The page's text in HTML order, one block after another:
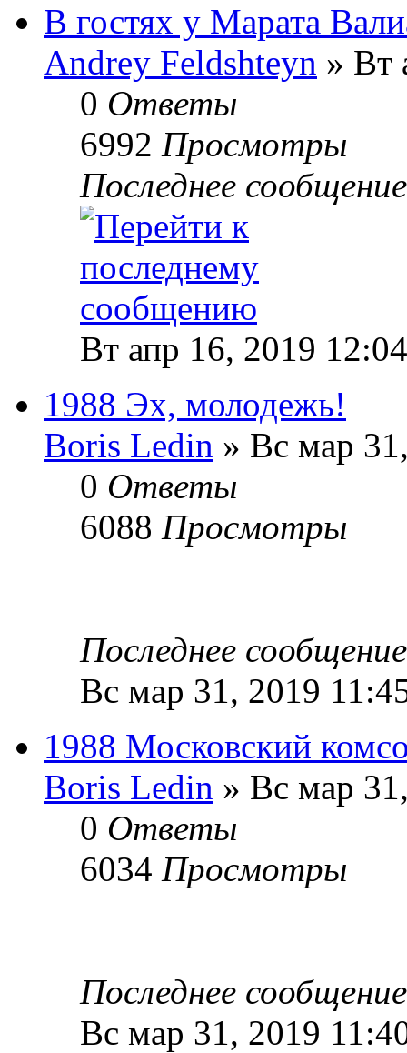
В гостях у Марата
Andrey Feldshteyn » Вт
0 Ответы
6992 Просмотры
Последнее
Вт апр 16, 2019
1988 Эх, молодежь!
Boris Ledin » Вс мар
0 Ответы
6088 Просмотры
Последнее
Вс мар 31, 2019
1988 Московский
Boris Ledin » Вс мар
0 Ответы
6034 Просмотры
Последнее
Вс мар 31, 2019